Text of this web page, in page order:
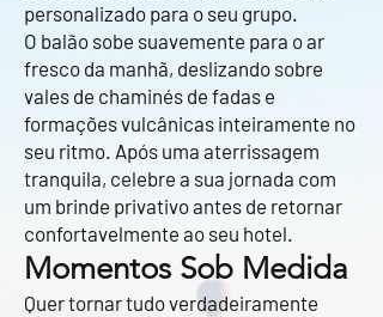
personalizado para o seu grupo.
O balão sobe suavemente para o ar
fresco da manhã, deslizando sobre
vales de chaminés de fadas e
formações vulcânicas inteiramente no
seu ritmo. Após uma aterrissagem
tranquila, celebre a sua jornada com
um brinde privativo antes de retornar
confortavelmente ao seu hotel.
Momentos Sob Medida
Quer tornar tudo verdadeiramente